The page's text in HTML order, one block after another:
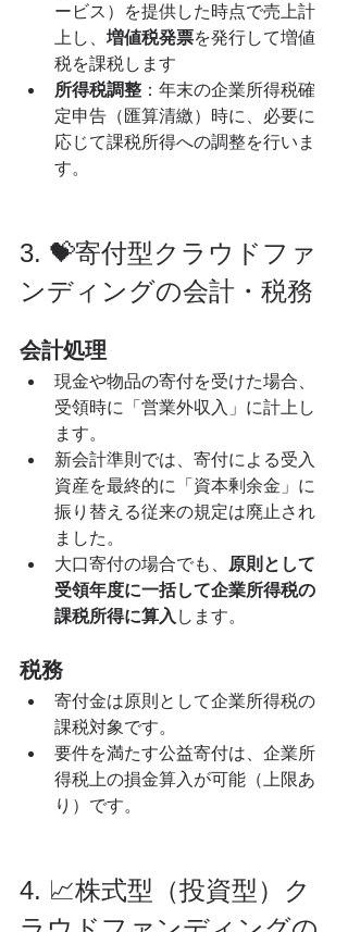
ービス）を提供した時点で売上計
上し、 増値税発票を発行して増値
税を課税します
所得税調整 ：年末の企業所得税確
定申告（匯算清繳）時に、必要に
応じて課税所得への調整を行いま
す。
3. 💝寄付型クラウドファ
ンディングの会計・税務
会計処理
現金や物品の寄付を受けた場合、
受領時に「営業外収入」に計上し
ます。
新会計準則では、寄付による受入
資産を最終的に「資本剰余金」に
振り替える従来の規定は廃止され
ました。
大口寄付の場合でも、
原則として
受領年度に一括して企業所得税の
課税所得に算入 します。
税務
寄付金は原則として企業所得税の
課税対象です。
要件を満たす公益寄付は、企業所
得税上の損金算入が可能（上限あ
り）です。
4. 📈株式型（投資型）ク